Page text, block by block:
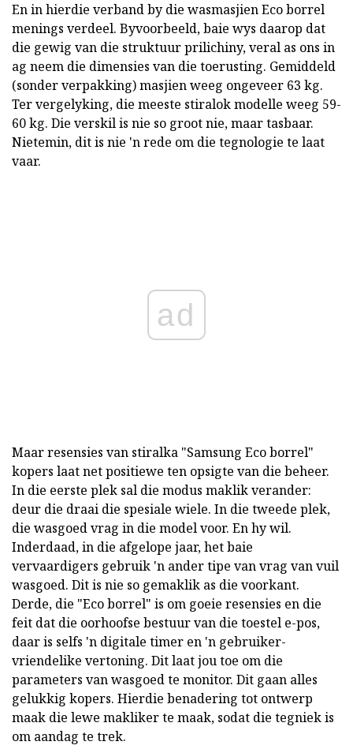
En in hierdie verband by die wasmasjien Eco borrel
menings verdeel. Byvoorbeeld, baie wys daarop dat
die gewig van die struktuur prilichiny, veral as ons in
ag neem die dimensies van die toerusting. Gemiddeld
(sonder verpakking) masjien weeg ongeveer 63 kg.
Ter vergelyking, die meeste stiralok modelle weeg 59-
60 kg. Die verskil is nie so groot nie, maar tasbaar.
Nietemin, dit is nie 'n rede om die tegnologie te laat
vaar.
ad
Maar resensies van stiralka "Samsung Eco borrel"
kopers laat net positiewe ten opsigte van die beheer.
In die eerste plek sal die modus maklik verander:
deur die draai die spesiale wiele. In die tweede plek,
die wasgoed vrag in die model voor. En hy wil.
Inderdaad, in die afgelope jaar, het baie
vervaardigers gebruik 'n ander tipe van vrag van vuil
wasgoed. Dit is nie so gemaklik as die voorkant.
Derde, die "Eco borrel" is om goeie resensies en die
feit dat die oorhoofse bestuur van die toestel e-pos,
daar is selfs 'n digitale timer en 'n gebruiker-
vriendelike vertoning. Dit laat jou toe om die
parameters van wasgoed te monitor. Dit gaan alles
gelukkig kopers. Hierdie benadering tot ontwerp
maak die lewe makliker te maak, sodat die tegniek is
om aandag te trek.